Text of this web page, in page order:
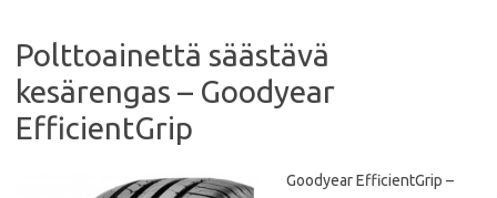
Polttoainettä säästävä
kesärengas – Goodyear
EfficientGrip
Goodyear EfficientGrip –